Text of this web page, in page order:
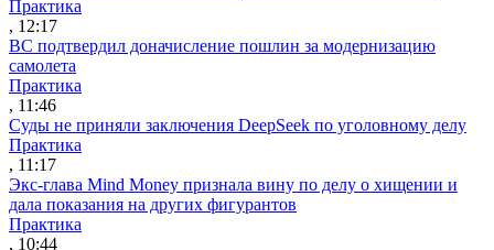
Практика
, 12:17
ВС подтвердил доначисление пошлин за модернизацию
самолета
Практика
, 11:46
Суды не приняли заключения DeepSeek по уголовному делу
Практика
, 11:17
Экс-глава Mind Money признала вину по делу о хищении и
дала показания на других фигурантов
Практика
, 10:44